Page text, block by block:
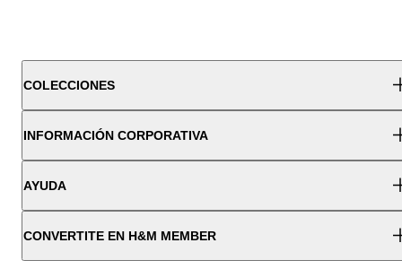
COLECCIONES
INFORMACIÓN CORPORATIVA
AYUDA
CONVERTITE EN H&M MEMBER